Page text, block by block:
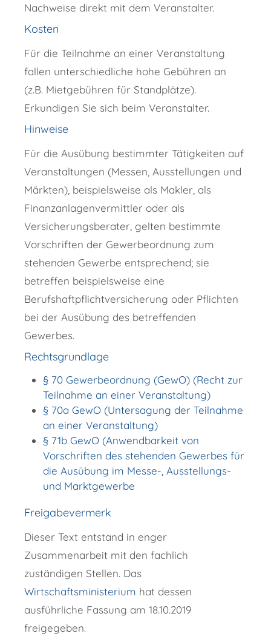
Nachweise direkt mit dem Veranstalter.
Kosten
Für die Teilnahme an einer Veranstaltung
fallen unterschiedliche hohe Gebühren an
(z.B. Mietgebühren für Standplätze).
Erkundigen Sie sich beim Veranstalter.
Hinweise
Für die Ausübung bestimmter Tätigkeiten auf
Veranstaltungen (Messen, Ausstellungen und
Märkten), beispielsweise als Makler, als
Finanzanlagenvermittler oder als
Versicherungsberater, gelten bestimmte
Vorschriften der Gewerbeordnung zum
stehenden Gewerbe entsprechend; sie
betreffen beispielsweise eine
Berufshaftpflichtversicherung oder Pflichten
bei der Ausübung des betreffenden
Gewerbes.
Rechtsgrundlage
§ 70 Gewerbeordnung (GewO) (Recht zur
Teilnahme an einer Veranstaltung)
§ 70a GewO (Untersagung der Teilnahme
an einer Veranstaltung)
§ 71b GewO (Anwendbarkeit von
Vorschriften des stehenden Gewerbes für
die Ausübung im Messe-, Ausstellungs-
und Marktgewerbe
Freigabevermerk
Dieser Text entstand in enger
Zusammenarbeit mit den fachlich
zuständigen Stellen. Das
Wirtschaftsministerium hat dessen
ausführliche Fassung am 18.10.2019
freigegeben.